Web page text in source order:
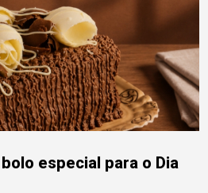
especial para o Dia